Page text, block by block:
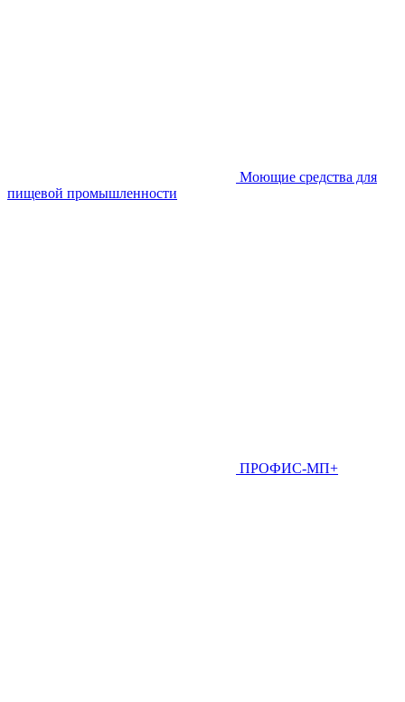
Моющие средства для
пищевой промышленности
ПРОФИС-МП+